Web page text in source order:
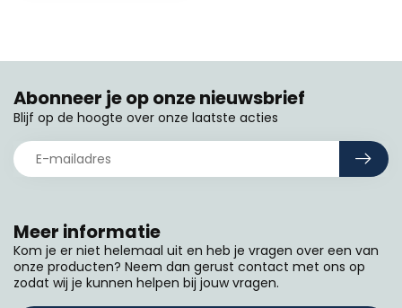
Meer informatie
Kom je er niet helemaal uit en heb je vragen over een van
onze producten? Neem dan gerust contact met ons op
zodat wij je kunnen helpen bij jouw vragen.
Abonneer je op onze nieuwsbrief
Blijf op de hoogte over onze laatste acties